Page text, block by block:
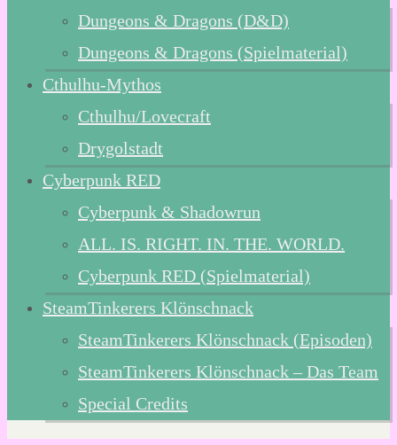
Dungeons & Dragons (D&D)
Dungeons & Dragons (Spielmaterial)
Cthulhu-Mythos
Cthulhu/Lovecraft
Drygolstadt
Cyberpunk RED
Cyberpunk & Shadowrun
ALL. IS. RIGHT. IN. THE. WORLD.
Cyberpunk RED (Spielmaterial)
SteamTinkerers Klönschnack
SteamTinkerers Klönschnack (Episoden)
SteamTinkerers Klönschnack – Das Team
Special Credits